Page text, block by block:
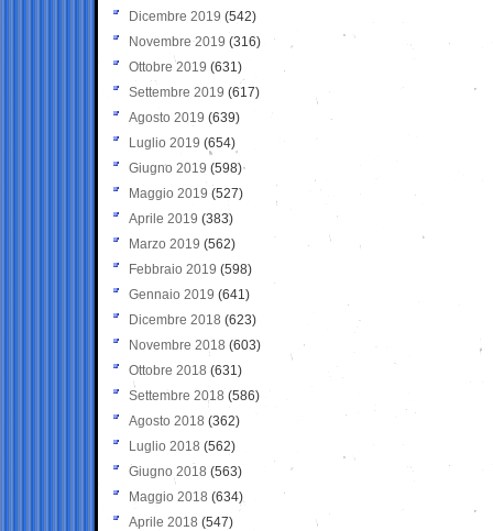
Dicembre 2019 (542)
Novembre 2019 (316)
Ottobre 2019 (631)
Settembre 2019 (617)
Agosto 2019 (639)
Luglio 2019 (654)
Giugno 2019 (598)
Maggio 2019 (527)
Aprile 2019 (383)
Marzo 2019 (562)
Febbraio 2019 (598)
Gennaio 2019 (641)
Dicembre 2018 (623)
Novembre 2018 (603)
Ottobre 2018 (631)
Settembre 2018 (586)
Agosto 2018 (362)
Luglio 2018 (562)
Giugno 2018 (563)
Maggio 2018 (634)
Aprile 2018 (547)